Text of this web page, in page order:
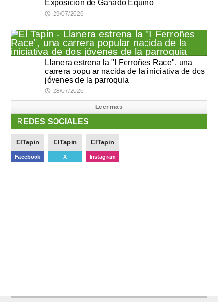
Exposición de Ganado Equino
🕔 29/07/2026
Llanera estrena la "I Ferroñes Race", una
carrera popular nacida de la iniciativa de dos
jóvenes de la parroquia
🕔 28/07/2026
Leer mas
REDES SOCIALES
ElTapin
Facebook
ElTapin
X
ElTapin
Instagram